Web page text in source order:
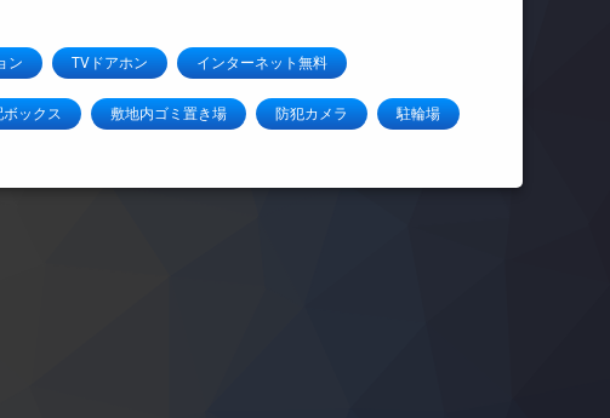
ン TVドアホン インターネット無料
ボックス 敷地内ゴミ置き場 防犯カメラ 駐輪場